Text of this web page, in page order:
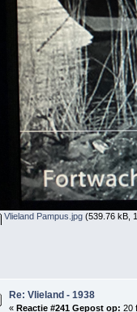
Vlieland Pampus.jpg(539.76 kB,
Re: Vlieland - 1938
« Reactie #241 Gepost op: 20